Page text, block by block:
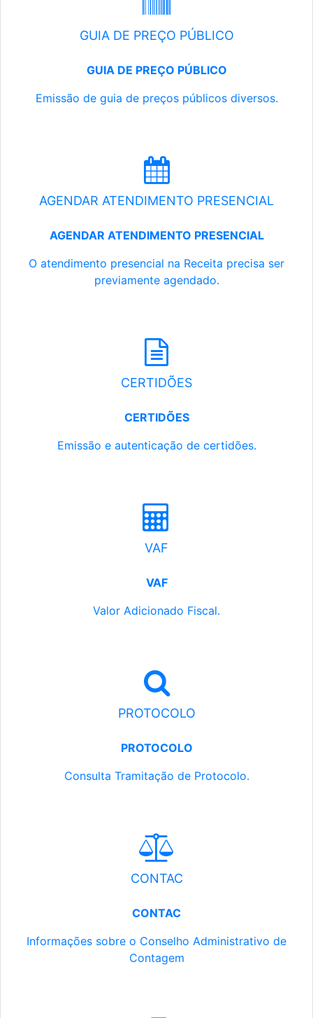
GUIA DE PREÇO PÚBLICO
GUIA DE PREÇO PÚBLICO
Emissão de guia de preços públicos diversos.
AGENDAR ATENDIMENTO PRESENCIAL
AGENDAR ATENDIMENTO PRESENCIAL
O atendimento presencial na Receita precisa ser
previamente agendado.
CERTIDÕES
CERTIDÕES
Emissão e autenticação de certidões.
VAF
VAF
Valor Adicionado Fiscal.
PROTOCOLO
PROTOCOLO
Consulta Tramitação de Protocolo.
CONTAC
CONTAC
Informações sobre o Conselho Administrativo de
Contagem